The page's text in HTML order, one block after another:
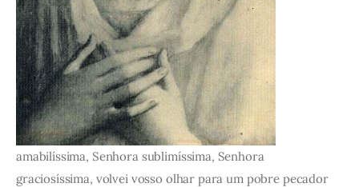
amabilíssima, Senhora sublimíssima, Senhora
graciosíssima, volvei vosso olhar para um pobre pecador